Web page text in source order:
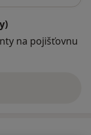
na pojišťovnu